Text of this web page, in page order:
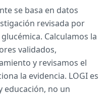
se basa en datos
revisada por
Calculamos la
validados,
y revisamos el
la evidencia. LOGI es
educación, no un